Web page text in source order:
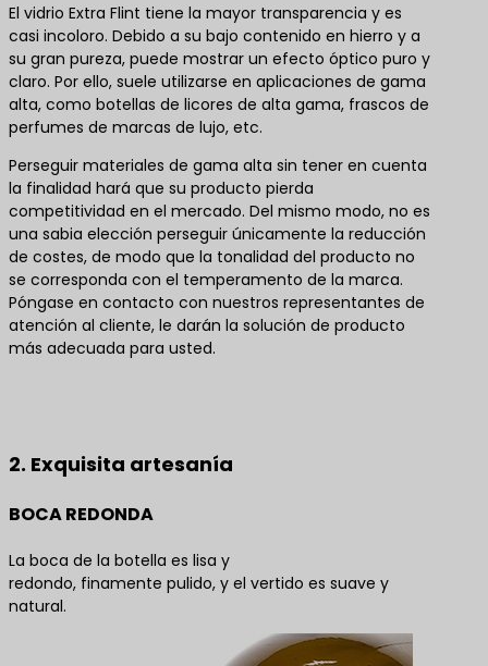
El vidrio Extra Flint tiene la mayor transparencia y es
casi incoloro. Debido a su bajo contenido en hierro y a
su gran pureza, puede mostrar un efecto óptico puro y
claro. Por ello, suele utilizarse en aplicaciones de gama
alta, como botellas de licores de alta gama, frascos de
perfumes de marcas de lujo, etc.
Perseguir materiales de gama alta sin tener en cuenta
la finalidad hará que su producto pierda
competitividad en el mercado. Del mismo modo, no es
una sabia elección perseguir únicamente la reducción
de costes, de modo que la tonalidad del producto no
se corresponda con el temperamento de la marca.
Póngase en contacto con nuestros representantes de
atención al cliente, le darán la solución de producto
más adecuada para usted.
2. Exquisita artesanía
BOCA REDONDA
La boca de la botella es lisa y
redondo, finamente pulido, y el vertido es suave y
natural.